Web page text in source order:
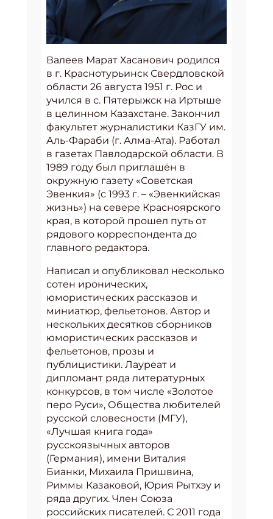
Валеев Марат Хасанович родился
в г. Краснотурьинск Свердловской
области 26 августа 1951 г. Рос и
учился в с. Пятерыжск на Иртыше
в целинном Казахстане. Закончил
факультет журналистики КазГУ им.
Аль-Фараби (г. Алма-Ата). Работал
в газетах Павлодарской области. В
1989 году был приглашён в
окружную газету «Советская
Эвенкия» (с 1993 г. – «Эвенкийская
жизнь») на севере Красноярского
края, в которой прошел путь от
рядового корреспондента до
главного редактора.
Написал и опубликовал несколько
сотен иронических,
юмористических рассказов и
миниатюр, фельетонов. Автор и
нескольких десятков сборников
юмористических рассказов и
фельетонов, прозы и
публицистики. Лауреат и
дипломант ряда литературных
конкурсов, в том числе «Золотое
перо Руси», Общества любителей
русской словесности (МГУ),
«Лучшая книга года»
русскоязычных авторов
(Германия), имени Виталия
Бианки, Михаила Пришвина,
Риммы Казаковой, Юрия Рытхэу и
ряда других. Член Союза
российских писателей. С 2011 года